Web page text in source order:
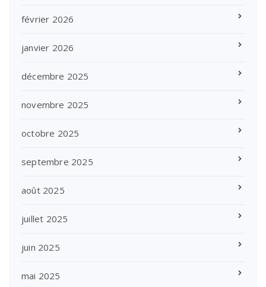
février 2026
janvier 2026
décembre 2025
novembre 2025
octobre 2025
septembre 2025
août 2025
juillet 2025
juin 2025
mai 2025